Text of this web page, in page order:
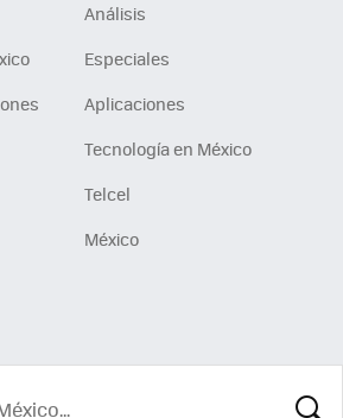
Análisis
Especiales
Aplicaciones
Tecnología en México
Telcel
México